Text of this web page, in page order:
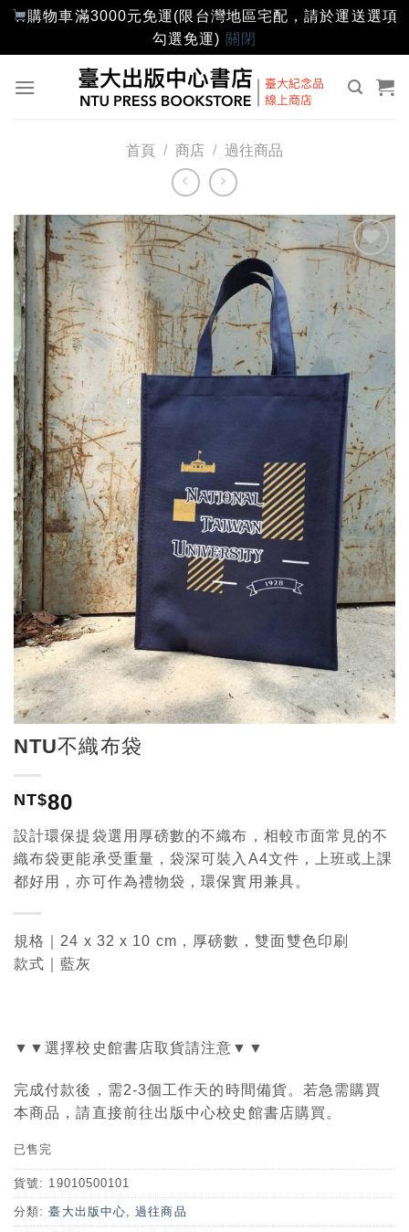
購物車滿3000元免運(限台灣地區宅配，請於運送選項
勾選免運) 關閉
首頁 / 商店 / 過往商品
加入
「願
望輕
單」
NTU不織布袋
NT$80
設計環保提袋選用厚磅數的不織布，相較市面常見的不
織布袋更能承受重量，袋深可裝入A4文件，上班或上課
都好用，亦可作為禮物袋，環保實用兼具。
規格｜24 x 32 x 10 cm，厚磅數，雙面雙色印刷
款式｜藍灰
▼▼選擇校史館書店取貨請注意▼▼
完成付款後，需2-3個工作天的時間備貨。若急需購買
本商品，請直接前往出版中心校史館書店購買。
已售完
貨號: 19010500101
分類:臺大出版中心,過往商品